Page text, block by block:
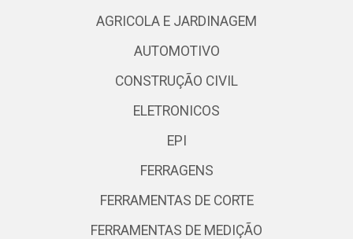
AGRICOLA E JARDINAGEM
AUTOMOTIVO
CONSTRUÇÃO CIVIL
ELETRONICOS
EPI
FERRAGENS
FERRAMENTAS DE CORTE
FERRAMENTAS DE MEDIÇÃO